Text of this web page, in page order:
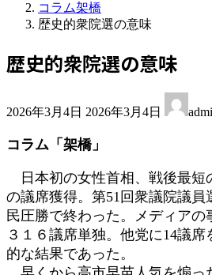
コラム架橋
歴史的衆院選の意味
歴史的衆院選の意味
2026年3月4日 終
新
時
2026年3月4日
コラム「架橋」
日本初の女性首相、戦後最短
の議席獲得。第51回衆議院議員
民圧勝で終わった。メディアの
３１６議席単独。他党に14議
的な結果であった。